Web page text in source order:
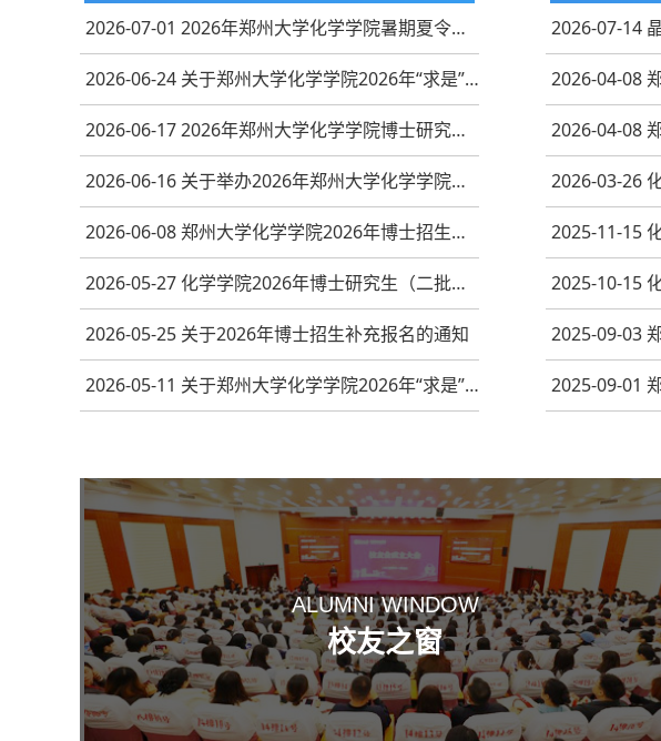
2026-07-01 2026年郑州大学化学学院暑期夏令营录取营员公示
2026-06-24 关于郑州大学化学学院2026年“求是”计划人员聘期考核、聘期中期考核结果（第3批）公示的通知
2026-06-17 2026年郑州大学化学学院博士研究生复试结果综合排序公示（第二批）
2026-06-16 关于举办2026年郑州大学化学学院全国优秀大学生暑期夏令营的通知
2026-06-08 郑州大学化学学院2026年博士招生博士复试名单（第二批）公示
2026-05-27 化学学院2026年博士研究生（二批次）复试录取工作通知
2026-05-25 关于2026年博士招生补充报名的通知
2026-05-11 关于郑州大学化学学院2026年“求是”计划人员聘期考核、聘期中期考核结果（第2批）公示的通知
ALUMNI WINDOW
校友之窗